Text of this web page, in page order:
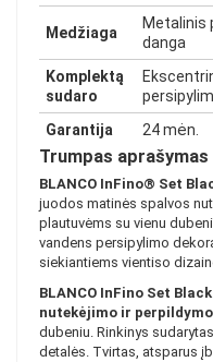
Medžiaga
Metalinis
danga
Komplektą
sudaro
Garantija
24 mėn.
Trumpas aprašymas
BLANCO InFino® Set
juodos matinės spalvos
plautuvėms su vienu
vandens persipylimo
siekiantiems vientiso
BLANCO InFino Set
nutekėjimo ir
dubeniu. Rinkinys
detalės. Tvirtas, atsparus